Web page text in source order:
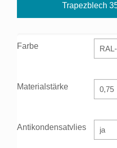
Trapezblech
Farbe
Materialstärke
Antikondensatvlies